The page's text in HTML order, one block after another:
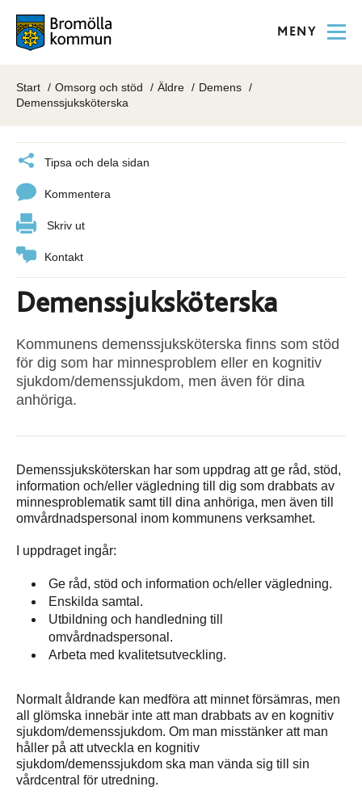
MENY
Start Omsorg och stöd Äldre
Demens
Demenssjuksköterska
Tipsa och dela sidan
Kommentera
Skriv ut
Kontakt
Demenssjuksköterska
Kommunens demenssjuksköterska finns som stöd
för dig som har minnesproblem eller en kognitiv
sjukdom/demenssjukdom, men även för dina
anhöriga.
Demenssjuksköterskan har som uppdrag att ge råd, stöd,
information och/eller vägledning till dig som drabbats av
minnesproblematik samt till dina anhöriga, men även till
omvårdnadspersonal inom kommunens verksamhet.
I uppdraget ingår:
Ge råd, stöd och information och/eller vägledning.
Enskilda samtal.
Utbildning och handledning till
omvårdnadspersonal.
Arbeta med kvalitetsutveckling.
Normalt åldrande kan medföra att minnet försämras, men
all glömska innebär inte att man drabbats av en kognitiv
sjukdom/demenssjukdom. Om man misstänker att man
håller på att utveckla en kognitiv
sjukdom/demenssjukdom ska man vända sig till sin
vårdcentral för utredning.